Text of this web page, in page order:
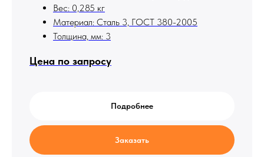
Вес: 0,285 кг
Материал: Сталь 3, ГОСТ 380-2005
Толщина, мм: 3
Цена по запросу
Подробнее
Заказать